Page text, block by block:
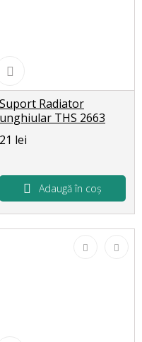
Suport Radiator
unghiular THS 2663
21 lei
Adaugă în coș